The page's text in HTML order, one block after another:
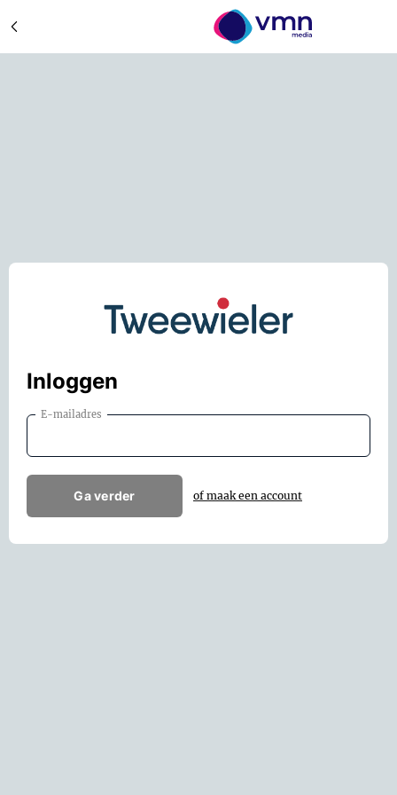
Inloggen
E-mailadres
Ga verder of maak een account